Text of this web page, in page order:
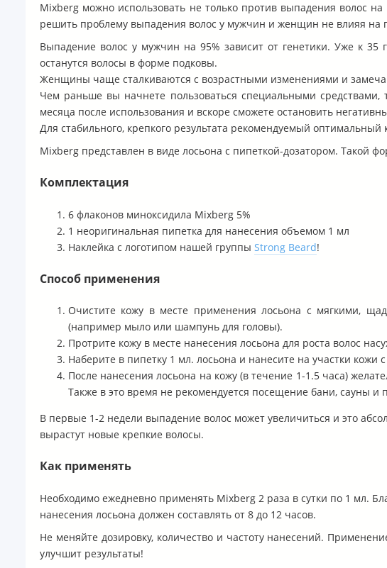
Mixberg можно использовать не только против выпадения волос
решить проблему выпадения волос у мужчин и женщин не влияя на
Выпадение волос у мужчин на 95% зависит от генетики. Уже к
останутся волосы в форме подковы.
Женщины чаще сталкиваются с возрастными изменениями и
Чем раньше вы начнете пользоваться специальными
месяца после использования и вскоре сможете остановить
Для стабильного, крепкого результата рекомендуемый
Mixberg представлен в виде лосьона с пипеткой-дозатором. Такой
Комплектация
6 флаконов миноксидила Mixberg 5%
1 неоригинальная пипетка для нанесения объемом 1 мл
Наклейка с логотипом нашей группы Strong Beard!
Способ применения
Очистите кожу в месте применения лосьона с мягкими,
(например мыло или шампунь для головы).
Протрите кожу в месте нанесения лосьона для роста волос
Наберите в пипетку 1 мл. лосьона и нанесите на участки кожи
После нанесения лосьона на кожу (в течение 1-1.5 часа)
Также в это время не рекомендуется посещение бани, сауны и
В первые 1-2 недели выпадение волос может увеличиться и это
вырастут новые крепкие волосы.
Как применять
Необходимо ежедневно применять Mixberg 2 раза в сутки по 1 мл.
нанесения лосьона должен составлять от 8 до 12 часов.
Не меняйте дозировку, количество и частоту нанесений.
улучшит результаты!